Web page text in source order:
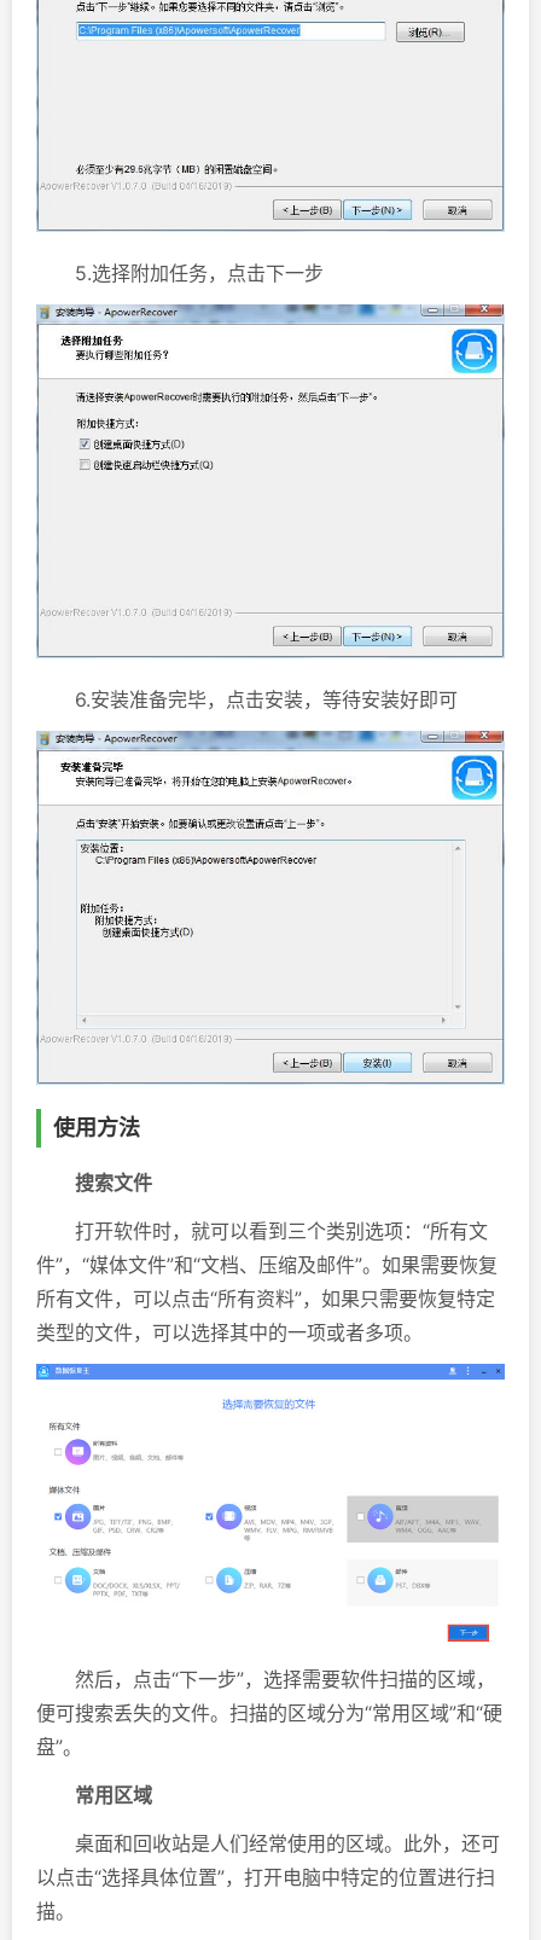
5.选择附加任务，点击下一步
6.安装准备完毕，点击安装，等待安装好即可
使用方法
搜索文件
打开软件时，就可以看到三个类别选项：“所有文
件”，“媒体文件”和“文档、压缩及邮件”。如果需要恢复
所有文件，可以点击“所有资料”，如果只需要恢复特定
类型的文件，可以选择其中的一项或者多项。
然后，点击“下一步”，选择需要软件扫描的区域，
便可搜索丢失的文件。扫描的区域分为“常用区域”和“硬
盘”。
常用区域
桌面和回收站是人们经常使用的区域。此外，还可
以点击“选择具体位置”，打开电脑中特定的位置进行扫
描。